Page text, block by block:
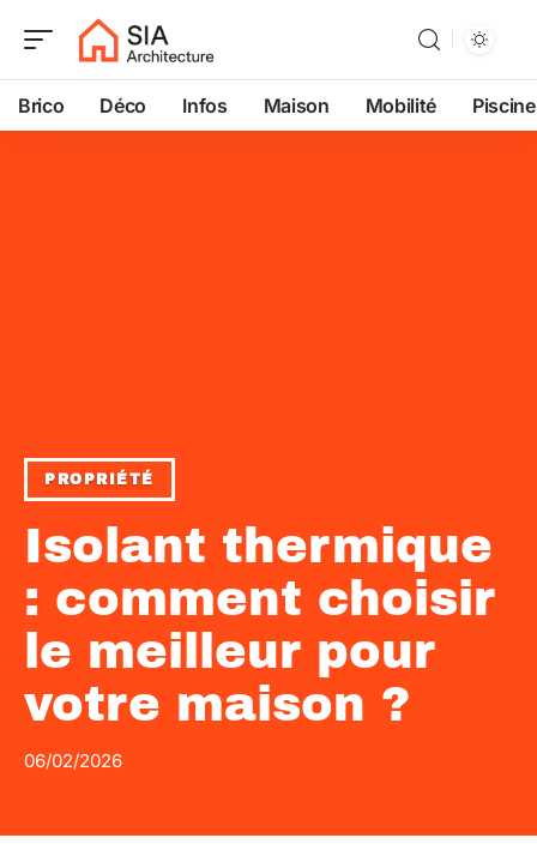
Brico Déco Infos Maison Mobilité Piscine
PROPRIÉTÉ
Isolant thermique
: comment choisir
le meilleur pour
votre maison ?
06/02/2026